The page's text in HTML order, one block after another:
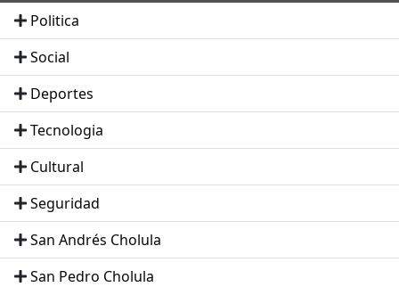
Politica
Social
Deportes
Tecnologia
Cultural
Seguridad
San Andrés Cholula
San Pedro Cholula